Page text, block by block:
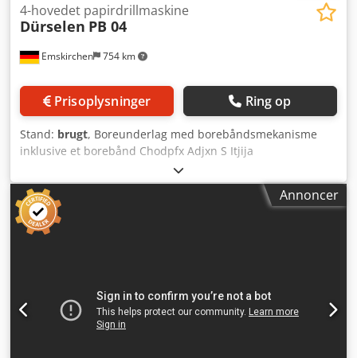
Emskirchen 754 km
4-hovedet papirdrillmaskine
Dürselen PB 04
Prisoplysninger Ring op
Stand: brugt, Boreunderlag med borebåndsmekanisme
inklusive et borebånd Chodpfx Adjxn S Itjija
Papirboremaskine Dürselen Corta PB 04 N Årgang: 2013 -
Serienr. PB04.01.03.1629 4 borehoveder Maks. stakhøjde:
50 mm Indlægsdybde bag borehoveder: 42 mm
Hulafstand: 31,7 - 293 mm Online videoinspektion via
WhatsApp – MS Zoom – Telegram Lager i
Annoncer